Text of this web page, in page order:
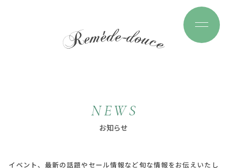
NEWS
お知らせ
イベント、最新の話題やセール情報など旬な情報をお伝えいたし